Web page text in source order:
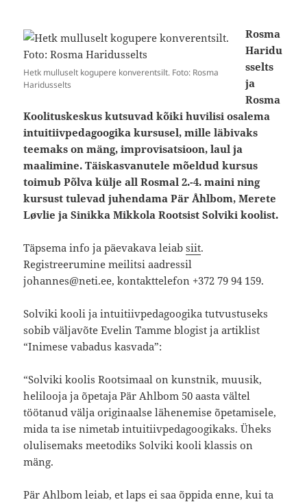
Hetk mulluselt kogupere konverentsilt. Foto: Rosma
Haridusselts
Rosma
Haridu
sselts
ja
Rosma
Koolituskeskus kutsuvad kõiki huvilisi osalema
intuitiivpedagoogika kursusel, mille läbivaks
teemaks on mäng, improvisatsioon, laul ja
maalimine. Täiskasvanutele mõeldud kursus
toimub Põlva külje all Rosmal 2.-4. maini ning
kursust tulevad juhendama Pär Åhlbom, Merete
Løvlie ja Sinikka Mikkola Rootsist Solviki koolist.
Täpsema info ja päevakava leiabsiit.
Registreerumine meilitsi aadressil
johannes@neti.ee, kontakttelefon +372 79 94 159.
Solviki kooli ja intuitiivpedagoogika tutvustuseks
sobib väljavõte Evelin Tamme blogist ja artiklist
“Inimese vabadus kasvada”:
“Solviki koolis Rootsimaal on kunstnik, muusik,
helilooja ja õpetaja Pär Ahlbom 50 aasta vältel
töötanud välja originaalse lähenemise õpetamisele,
mida ta ise nimetab intuitiivpedagoogikaks. Üheks
olulisemaks meetodiks Solviki kooli klassis on
mäng.
Pär Ahlbom leiab, et laps ei saa õppida enne, kui ta